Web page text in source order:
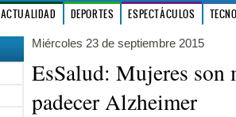
ACTUALIDAD DEPORTES ESPECTÁCULOS
Miércoles 23 de septiembre 2015
EsSalud: Mujeres son
padecer Alzheimer